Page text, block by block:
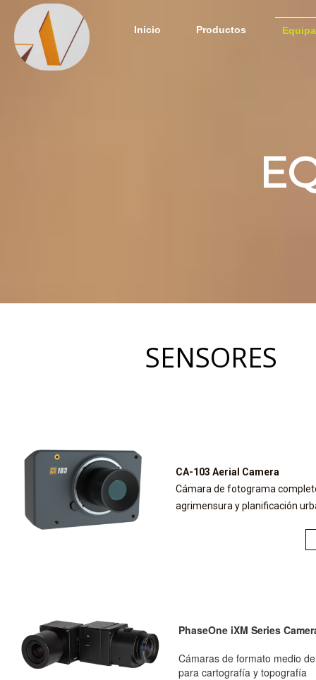
Inicio Productos
SENSORES
CA-103 Aerial Camera
Cámara de fotograma
agrimensura y planificación
PhaseOne iXM Series
Cámaras de formato medio
para cartografía y topografía